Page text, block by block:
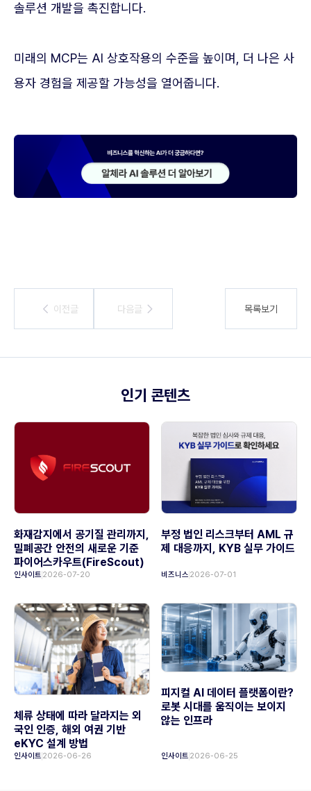
솔루션 개발을 촉진합니다.
미래의 MCP는 AI 상호작용의 수준을 높이며, 더 나은 사
용자 경험을 제공할 가능성을 열어줍니다.
이전글
이전글 다음글
다음글 목록보기
인기 콘텐츠
화재감지에서 공기질 관리까지,
밀폐공간 안전의 새로운 기준
파이어스카우트(FireScout)
인사이트 2026-07-20
부정 법인 리스크부터 AML 규
제 대응까지, KYB 실무 가이드
비즈니스 2026-07-01
체류 상태에 따라 달라지는 외
국인 인증, 해외 여권 기반
eKYC 설계 방법
인사이트 2026-06-26
피지컬 AI 데이터 플랫폼이란?
로봇 시대를 움직이는 보이지
않는 인프라
인사이트 2026-06-25